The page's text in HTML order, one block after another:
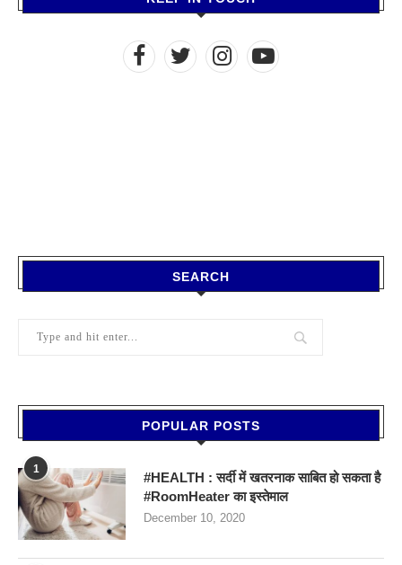
SEARCH
POPULAR POSTS
1
#HEALTH : सर्दी में खतरनाक साबित हो सकता है
#RoomHeater का इस्तेमाल
December 10, 2020